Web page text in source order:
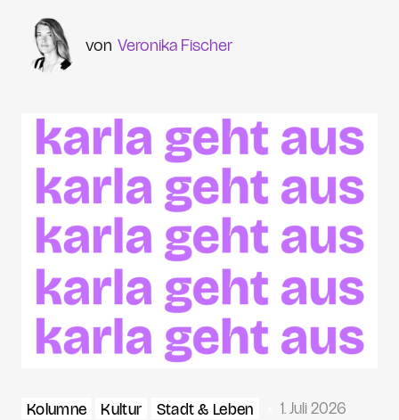
Veronika Fischer
Kolumne Kultur Stadt & Leben 1. Juli 2026